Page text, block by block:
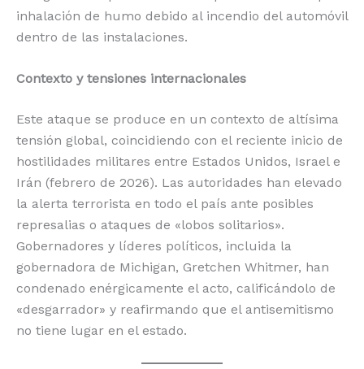
inhalación de humo debido al incendio del automóvil
dentro de las instalaciones.
Contexto y tensiones internacionales
Este ataque se produce en un contexto de altísima
tensión global, coincidiendo con el reciente inicio de
hostilidades militares entre Estados Unidos, Israel e
Irán (febrero de 2026). Las autoridades han elevado
la alerta terrorista en todo el país ante posibles
represalias o ataques de «lobos solitarios».
Gobernadores y líderes políticos, incluida la
gobernadora de Michigan, Gretchen Whitmer, han
condenado enérgicamente el acto, calificándolo de
«desgarrador» y reafirmando que el antisemitismo
no tiene lugar en el estado.